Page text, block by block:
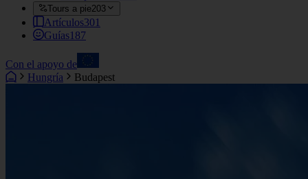
Tours a pie203
Artículos301
Guías187
Con el apoyo de
Hungría
Budapest